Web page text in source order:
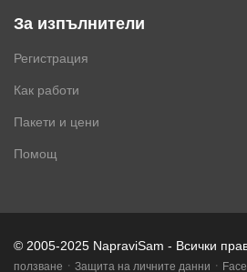
За изпълнители
Регистрация
Как работи
Пакети и цени
Помощ
© 2005-2025 NapraviSam - Всички
ползване · Защита на личните данни ·